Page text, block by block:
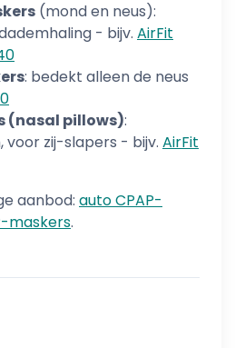
(mond en neus):
- bijv. AirFit
: bedekt alleen de neus
(nasal pillows):
voor zij-slapers - bijv. AirFit
aanbod: auto CPAP-
maskers.